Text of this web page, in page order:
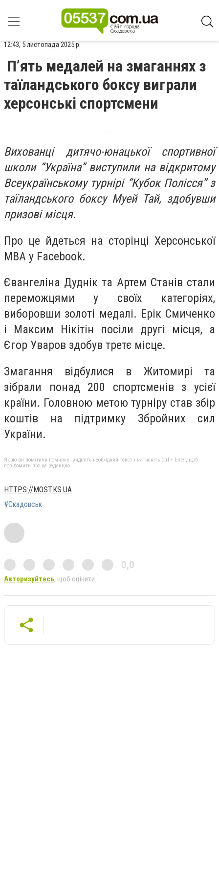
12:43, 5 листопада 2025 р.
П’ять медалей на змаганнях з
таїландського боксу виграли
херсонські спортсмени
Вихованці дитячо-юнацької спортивної
школи “Україна” виступили на відкритому
Всеукраїнському турнірі “Кубок Полісся” з
таїландського боксу Муей Тай, здобувши
призові місця.
Про це йдеться на сторінці Херсонської
МВА у Facebook.
Євангеліна Дуднік та Артем Станів стали
переможцями у своїх категоріях,
виборовши золоті медалі. Ерік Смиченко
і Максим Нікітін посіли другі місця, а
Єгор Уваров здобув третє місце.
Змагання відбулися в Житомирі та
зібрали понад 200 спортсменів з усієї
країни. Головною метою турніру став збір
коштів на підтримку Збройних сил
України.
Якщо ви помітили помилку, виділіть необхідний текст і натисніть Ctrl + Enter, щоб
повідомити про це редакцію
HTTPS://MOST.KS.UA
#Скадовськ
0,0
Авторизуйтесь, щоб оцінити